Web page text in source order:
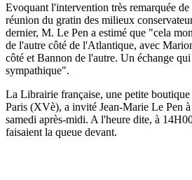
Evoquant l'intervention très remarquée
réunion du gratin des milieux
dernier, M. Le Pen a estimé que "cela
de l'autre côté de l'Atlantique, avec
côté et Bannon de l'autre. Un échange
sympathique".
La Librairie française, une petite
Paris (XVè), a invité Jean-Marie Le Pen
samedi après-midi. A l'heure dite, à
faisaient la queue devant.